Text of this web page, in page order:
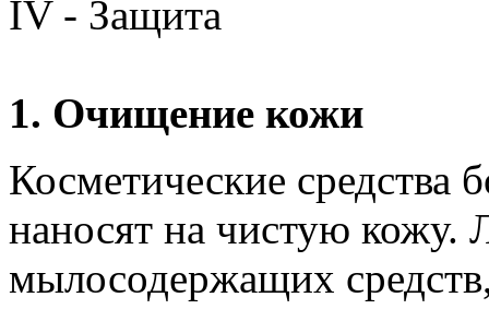
IV - Защита
1. Очищение кожи
Косметические средства
наносят на чистую кожу.
мылосодержащих